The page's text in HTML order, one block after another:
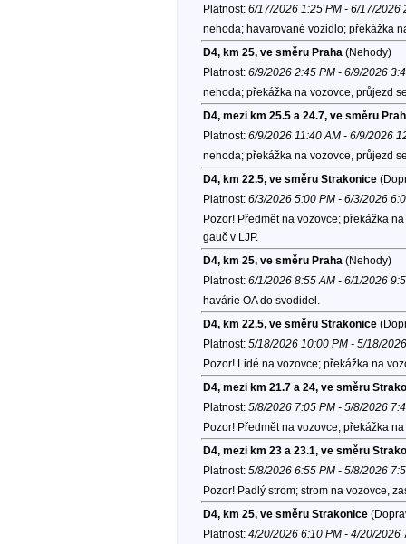
Platnost: 6/17/2026 1:25 PM - 6/17/2026
nehoda; havarované vozidlo; překážka
D4, km 25, ve směru Praha (Nehody)
Platnost: 6/9/2026 2:45 PM - 6/9/2026
nehoda; překážka na vozovce, průjezd
D4, mezi km 25.5 a 24.7, ve směru
Platnost: 6/9/2026 11:40 AM - 6/9/2026
nehoda; překážka na vozovce, průjezd
D4, km 22.5, ve směru Strakonice
Platnost: 6/3/2026 5:00 PM - 6/3/2026
Pozor! Předmět na vozovce; překážka
gauč v LJP.
D4, km 25, ve směru Praha (Nehody)
Platnost: 6/1/2026 8:55 AM - 6/1/2026
havárie OA do svodidel.
D4, km 22.5, ve směru Strakonice
Platnost: 5/18/2026 10:00 PM - 5/18/
Pozor! Lidé na vozovce; překážka na
D4, mezi km 21.7 a 24, ve směru
Platnost: 5/8/2026 7:05 PM - 5/8/2026
Pozor! Předmět na vozovce; překážka
D4, mezi km 23 a 23.1, ve směru
Platnost: 5/8/2026 6:55 PM - 5/8/2026
Pozor! Padlý strom; strom na vozovce,
D4, km 25, ve směru Strakonice
Platnost: 4/20/2026 6:10 PM - 4/20/2026